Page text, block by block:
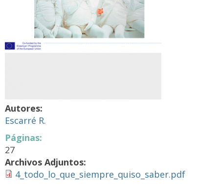
Autores:
Escarré R.
Páginas:
27
Archivos Adjuntos:
4_todo_lo_que_siempre_quiso_saber.pdf